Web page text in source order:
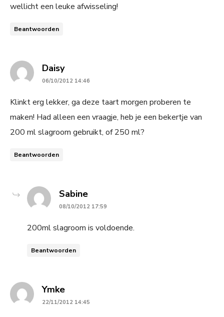
wellicht een leuke afwisseling!
Beantwoorden
Daisysays:
06/10/2012 14:46
Klinkt erg lekker, ga deze taart morgen proberen te
maken! Had alleen een vraagje, heb je een bekertje van
200 ml slagroom gebruikt, of 250 ml?
Beantwoorden
Sabinesays:
08/10/2012 17:59
200ml slagroom is voldoende.
Beantwoorden
Ymkesays:
22/11/2012 14:45